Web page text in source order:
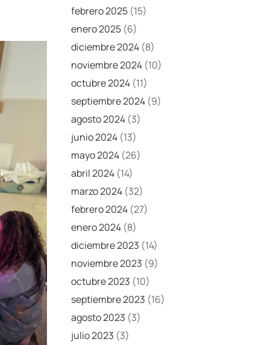
febrero 2025 (15)
enero 2025 (6)
diciembre 2024 (8)
noviembre 2024 (10)
octubre 2024 (11)
septiembre 2024 (9)
agosto 2024 (3)
junio 2024 (13)
mayo 2024 (26)
abril 2024 (14)
marzo 2024 (32)
febrero 2024 (27)
enero 2024 (8)
diciembre 2023 (14)
noviembre 2023 (9)
octubre 2023 (10)
septiembre 2023 (16)
agosto 2023 (3)
julio 2023 (3)